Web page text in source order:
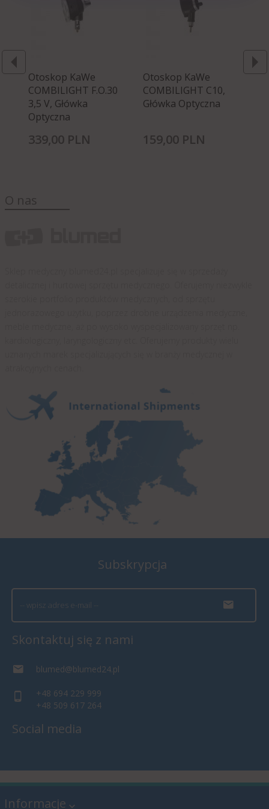
Otoskop KaWe
COMBILIGHT F.O.30
3,5 V, Główka
Optyczna
339,00 PLN
Otoskop KaWe
COMBILIGHT C10,
Główka Optyczna
159,00 PLN
O nas
Subskrypcja
Skontaktuj się z nami
blumed@blumed24.pl
+48 694 229 999
+48 509 617 264
Social media
Informacje